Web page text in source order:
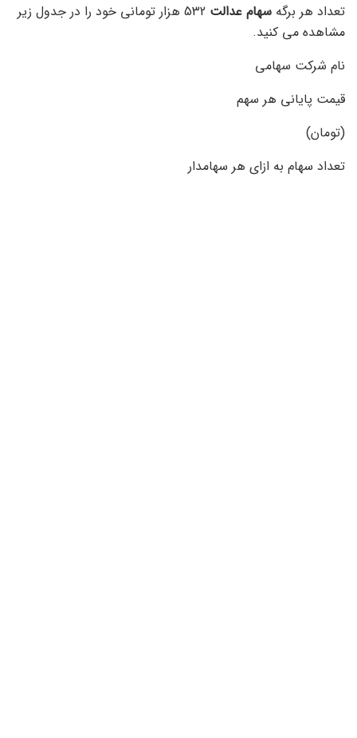
تعداد هر برگه سهام عدالت
532 هزار تومانی خود را در جدول زیر
مشاهده می کنید.
نام شرکت سهامی
قیمت پایانی هر سهم
(تومان)
تعداد سهام به ازای هر سهامدار